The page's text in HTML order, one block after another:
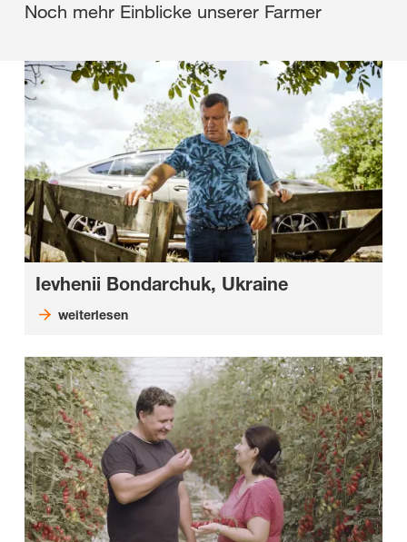
Noch mehr Einblicke unserer Farmer
Ievhenii Bondarchuk, Ukraine
weiterlesen